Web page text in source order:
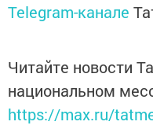
Telegram-канале
Читайте новости
национальном
https://max.ru/